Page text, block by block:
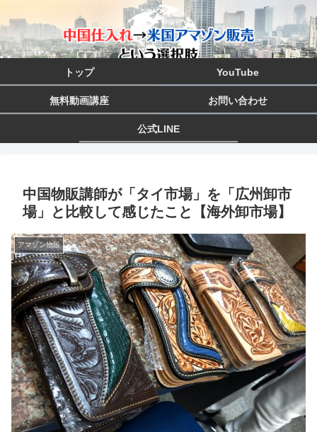
トップ YouTube
無料動画講座 お問い合わせ
公式LINE
中国物販講師が「タイ市場」を「広州卸市
場」と比較して感じたこと【海外卸市場】
アマゾン物販